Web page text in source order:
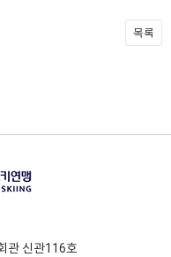
목록
관 신관116호